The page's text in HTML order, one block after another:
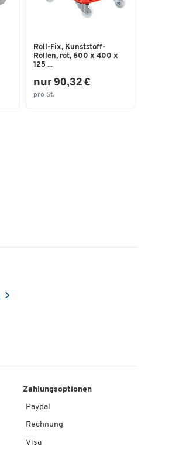
Roll-Fix, Kunststoff-
Rollen, rot, 600 x 400 x
125 ...
nur 90,32 €
pro St.
Zahlungsoptionen
Paypal
Rechnung
Visa